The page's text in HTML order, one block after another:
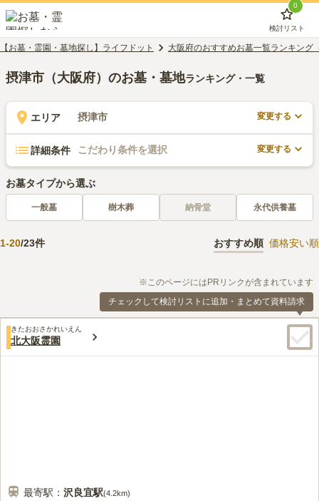
0
検討リスト
【お墓・霊園・墓地探し】ライフドット 大阪府のおすすめお墓一覧ランキング
摂津市（大阪府）のお墓・墓地ランキング・一覧
エリア 摂津市 変更する
詳細条件 こだわり条件を選択 変更する
お墓タイプから選ぶ
一般墓 樹木葬 納骨堂 永代供養墓
1-20/23件 おすすめ順 価格安い順
※このページにはPRリンクが含まれています
チェックして検討リストに追加・まとめて資料請求
きたおおさかれいえん
北大阪霊園
最寄駅： 沢良宜駅(4.2km)